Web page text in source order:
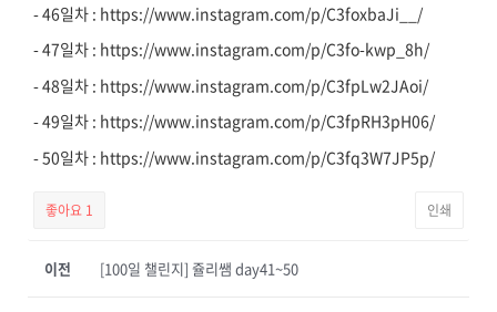
- 46일차 : https://www.instagram.com/p/C3foxbaJi__/
- 47일차 : https://www.instagram.com/p/C3fo-kwp_8h/
- 48일차 : https://www.instagram.com/p/C3fpLw2JAoi/
- 49일차 : https://www.instagram.com/p/C3fpRH3pH06/
- 50일차 : https://www.instagram.com/p/C3fq3W7JP5p/
좋아요 1 인쇄
이전 [100일 챌린지] 쥴리쌤 day41~50